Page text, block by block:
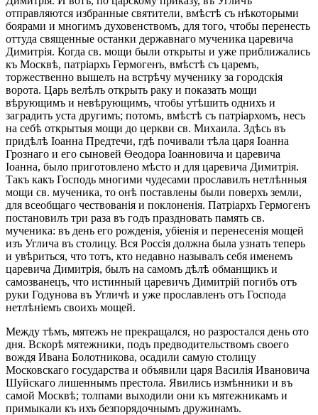
отправляются избранные святители, вмѣстѣ съ нѣкоторыми
боярами и многимъ духовенствомъ, для того, чтобы перенесть
оттуда священные останки державнаго мученика царевича
Димитрія. Когда св. мощи были открыты и уже приближались
къ Москвѣ, патріархъ Гермогенъ, вмѣстѣ съ царемъ,
торжественно вышелъ на встрѣчу мученику за городскія
ворота. Царь велѣлъ открыть раку и показать мощи
вѣрующимъ и невѣрующимъ, чтобы утѣшить однихъ и
заградить уста другимъ; потомъ, вмѣстѣ съ патріархомъ, несъ
на себѣ открытыя мощи до церкви св. Михаила. Здѣсь въ
придѣлѣ Іоанна Предтечи, гдѣ почивали тѣла царя Іоанна
Грознаго и его сыновей Ѳеодора Іоанновича и царевича
Іоанна, было приготовлено мѣсто и для царевича Димитрія.
Такъ какъ Господь многими чудесами прославилъ нетлѣнныя
мощи св. мученика, то онѣ поставлены были поверхъ земли,
для всеобщаго чествованія и поклоненія. Патріархъ Гермогенъ
постановилъ три раза въ годъ праздновать память св.
мученика: въ день его рожденія, убіенія и перенесенія мощей
изъ Углича въ столицу. Вся Россія должна была узнать теперь
и увѣриться, что тотъ, кто недавно называлъ себя именемъ
царевича Димитрія, былъ на самомъ дѣлѣ обманщикъ и
самозванецъ, что истинный царевичъ Димитрій погибъ отъ
руки Годунова въ Угличѣ и уже прославленъ отъ Господа
нетлѣніемъ своихъ мощей.
Между тѣмъ, мятежъ не прекращался, но разростался день ото
дня. Вскорѣ мятежники, подъ предводительствомъ своего
вождя Ивана Болотникова, осадили самую столицу
Московскаго государства и объявили царя Василія Ивановича
Шуйскаго лишеннымъ престола. Явились измѣнники и въ
самой Москвѣ; толпами выходили они къ мятежникамъ и
примыкали къ ихъ безпорядочнымъ дружинамъ.